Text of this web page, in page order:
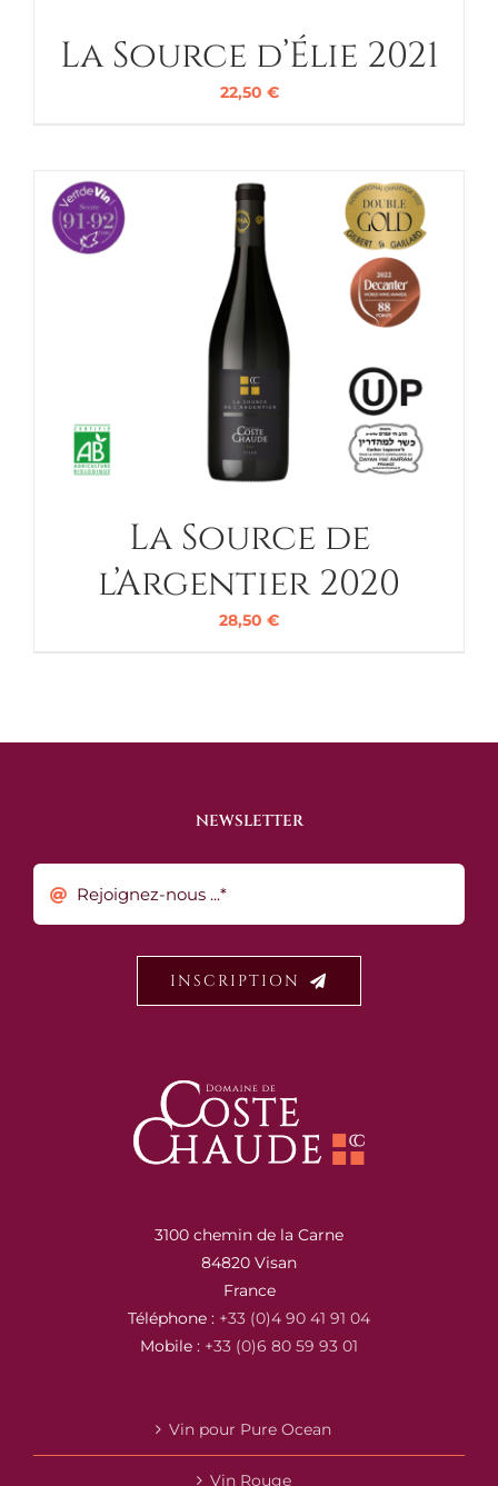
La Source d’Élie 2021
22,50 €
La Source de
l’Argentier 2020
28,50 €
NEWSLETTER
INSCRIPTION
3100 chemin de la Carne
84820 Visan
France
Téléphone : +33 (0)4 90 41 91 04
Mobile : +33 (0)6 80 59 93 01
Vin pour Pure Ocean
Vin Rouge